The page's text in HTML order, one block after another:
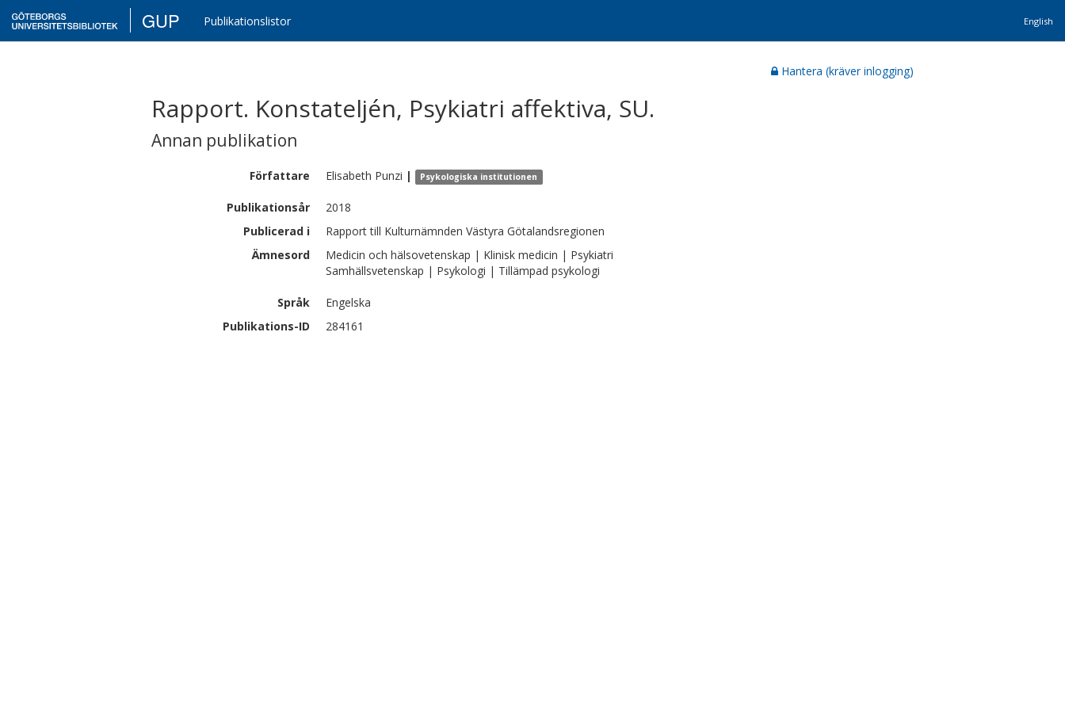
GUP Publikationslistor English
Hantera (kräver inlogging)
Rapport. Konstateljén, Psykiatri affektiva, SU.
Annan publikation
Författare Elisabeth Punzi | Psykologiska institutionen
Publikationsår
2018
Publicerad i
Rapport till Kulturnämnden Västyra Götalandsregionen
Ämnesord
Medicin och hälsovetenskap | Klinisk medicin | Psykiatri
Samhällsvetenskap | Psykologi | Tillämpad psykologi
Språk
Engelska
Publikations-ID
284161